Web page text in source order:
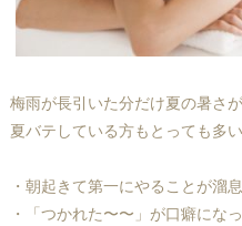
梅雨が長引いた分だけ夏の暑さ
夏バテしている方もとっても多い
・朝起きて第一にやることが溜
・「つかれた〜〜」が口癖にな